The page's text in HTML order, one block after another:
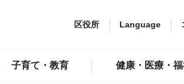
区役所 Language
子育て・教育 健康・医療・